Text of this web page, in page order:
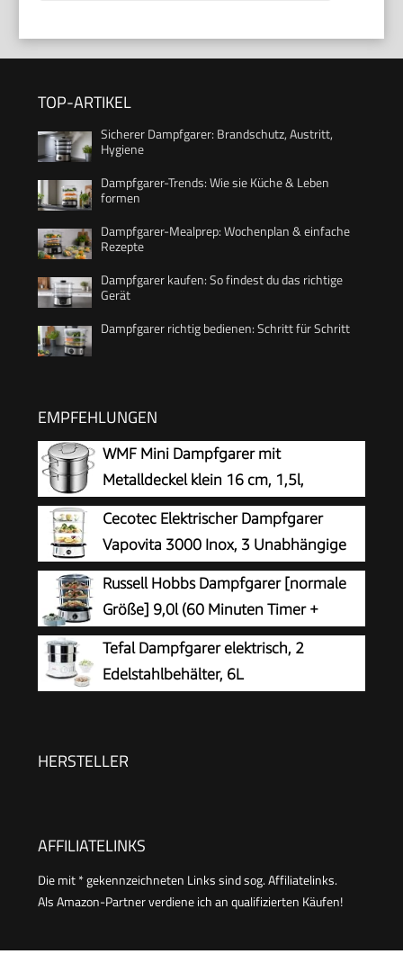
TOP-ARTIKEL
Sicherer Dampfgarer: Brandschutz, Austritt,
Hygiene
Dampfgarer-Trends: Wie sie Küche & Leben
formen
Dampfgarer-Mealprep: Wochenplan & einfache
Rezepte
Dampfgarer kaufen: So findest du das richtige
Gerät
Dampfgarer richtig bedienen: Schritt für Schritt
EMPFEHLUNGEN
WMF Mini Dampfgarer mit
Metalldeckel klein 16 cm, 1,5l,
Dampftopf, Cromargan Edelstahl
poliert, Induktion, Dampfgarer Topf stapelbar,
ideal für kleine Portionen oder Singlehaushalte
Cecotec Elektrischer Dampfgarer
Vapovita 3000 Inox, 3 Unabhängige
Behälter, Reisschale, 60 Min Timer, 2
seitliche Wassereinlässe, Grau, 800W, BPA-frei,
Spülmaschinengeeignet, Edelstahl, 9L Kapazität
Russell Hobbs Dampfgarer [normale
Größe] 9,0l (60 Minuten Timer +
Abschaltautomatik, 3
spülmaschinengeeignete Dampfgarbehälter +
Reisschale/Reiskocher + 6 Eierhalter/Eierkocher,
Tefal Dampfgarer elektrisch, 2
Edelstahlbehälter, 6L
Abschaltung, 900W, weiß, VC1451
HERSTELLER
AFFILIATELINKS
Die mit * gekennzeichneten Links sind sog. Affiliatelinks.
Als Amazon-Partner verdiene ich an qualifizierten Käufen!